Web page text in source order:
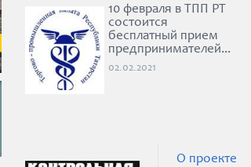
10 февраля в ТПП РТ
состоится
бесплатный прием
предпринимателей...
02.02.2021
О проекте